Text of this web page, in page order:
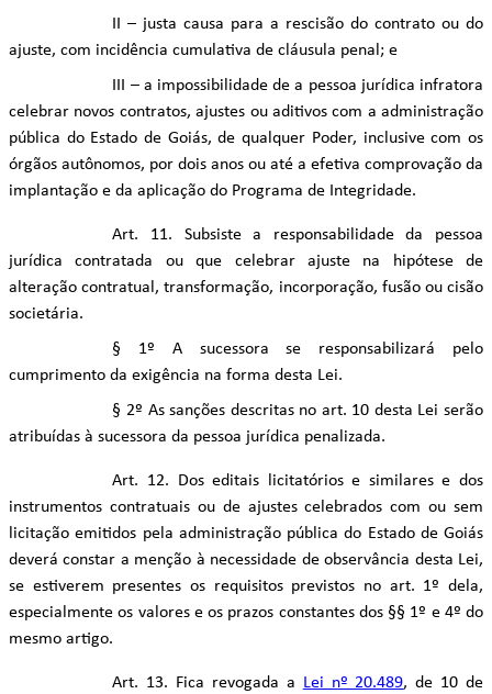
II – justa causa para a rescisão do contrato ou do
ajuste, com incidência cumulativa de cláusula penal; e
III – a impossibilidade de a pessoa jurídica infratora
celebrar novos contratos, ajustes ou aditivos com a administração
pública do Estado de Goiás, de qualquer Poder, inclusive com os
órgãos autônomos, por dois anos ou até a efetiva comprovação da
implantação e da aplicação do Programa de Integridade.
Art. 11. Subsiste a responsabilidade da pessoa
jurídica contratada ou que celebrar ajuste na hipótese de
alteração contratual, transformação, incorporação, fusão ou cisão
societária.
§ 1º A sucessora se responsabilizará pelo
cumprimento da exigência na forma desta Lei.
§ 2º As sanções descritas no art. 10 desta Lei serão
atribuídas à sucessora da pessoa jurídica penalizada.
Art. 12. Dos editais licitatórios e similares e dos
instrumentos contratuais ou de ajustes celebrados com ou sem
licitação emitidos pela administração pública do Estado de Goiás
deverá constar a menção à necessidade de observância desta Lei,
se estiverem presentes os requisitos previstos no art. 1º dela,
especialmente os valores e os prazos constantes dos §§ 1º e 4º do
mesmo artigo.
Art. 13. Fica revogada a Lei nº 20.489, de 10 de